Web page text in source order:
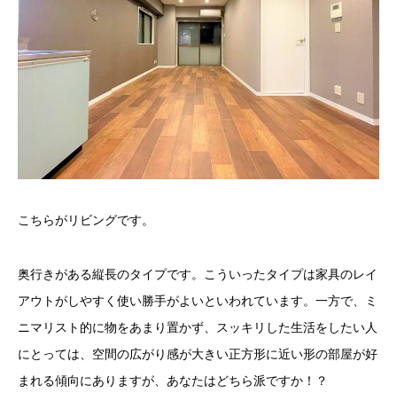
こちらがリビングです。
奥行きがある縦長のタイプです。こういったタイプは家具のレイ
アウトがしやすく使い勝手がよいといわれています。一方で、ミ
ニマリスト的に物をあまり置かず、スッキリした生活をしたい人
にとっては、空間の広がり感が大きい正方形に近い形の部屋が好
まれる傾向にありますが、あなたはどちら派ですか！？